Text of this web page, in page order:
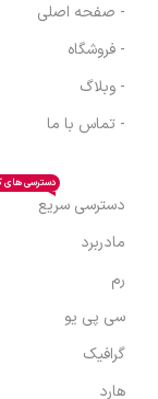
- صفحه اصلی
- فروشگاه
- وبلاگ
- تماس با ما
دسترسی سریع
دسترسی های
مادربرد
رم
سی پی یو
گرافیک
هارد